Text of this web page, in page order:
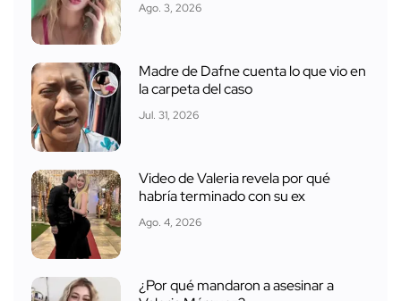
Ago. 3, 2026
Madre de Dafne cuenta lo que vio en
la carpeta del caso
Jul. 31, 2026
Video de Valeria revela por qué
habría terminado con su ex
Ago. 4, 2026
¿Por qué mandaron a asesinar a